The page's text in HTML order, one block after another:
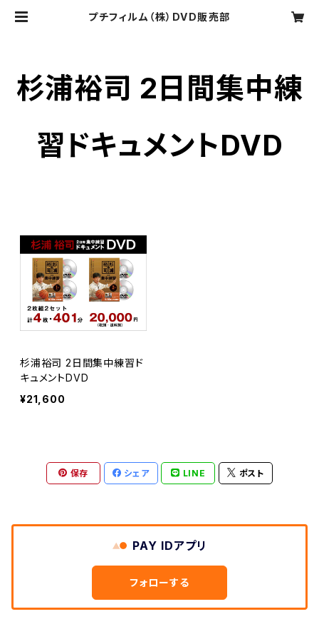
プチフィルム（株）DVD販売部
杉浦裕司 2日間集中練
習ドキュメントDVD
杉浦裕司 2日間集中練習ド
キュメントDVD
¥21,600
保存 シェア LINE ポスト
PAY IDアプリ
フォローする